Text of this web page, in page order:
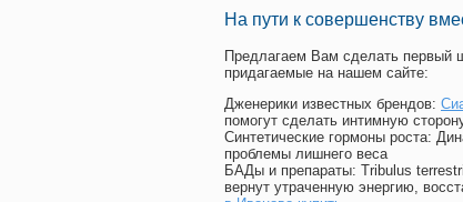
На пути к совершенству
Предлагаем Вам сделать первый
придагаемые на нашем сайте:
Дженерики известных брендов:
помогут сделать интимную
Синтетические гормоны роста:
проблемы лишнего веса
БАДы и препараты: Tribulus
вернут утраченную энергию,